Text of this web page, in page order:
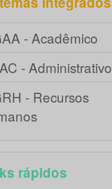
- Acadêmico
- Administrativo
- Recursos
rápidos